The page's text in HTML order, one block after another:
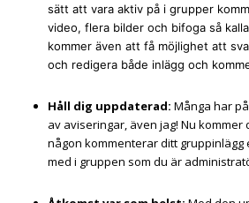
sätt att vara aktiv på i grupper
video, flera bilder och bifoga så
kommer även att få möjlighet att
och redigera både inlägg och
Håll dig uppdaterad: Många har
av aviseringar, även jag! Nu
någon kommenterar ditt gruppinlägg
med i gruppen som du är